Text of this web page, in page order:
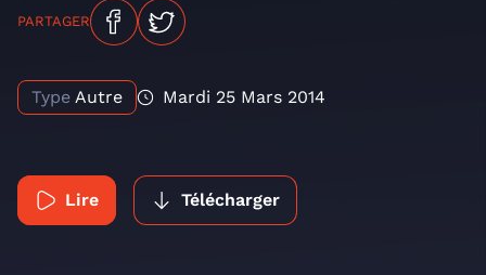
PARTAGER
Type Autre Mardi 25 Mars 2014
Lire Télécharger